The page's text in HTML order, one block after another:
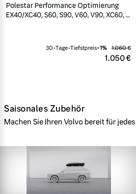
Polestar Performance Optimierung
EX40/XC40, S60, S90, V60, V90, XC60, ...
1.050 €
30-Tage-Tiefstpreis-1% 1.060 €
Saisonales Zubehör
Machen Sie Ihren Volvo bereit für